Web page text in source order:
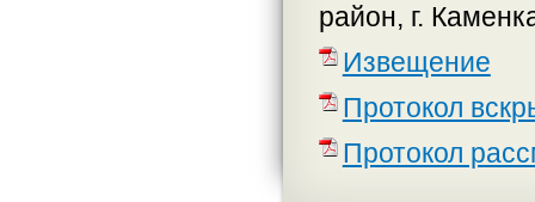
район, г.
Извещение
Протокол
Протокол